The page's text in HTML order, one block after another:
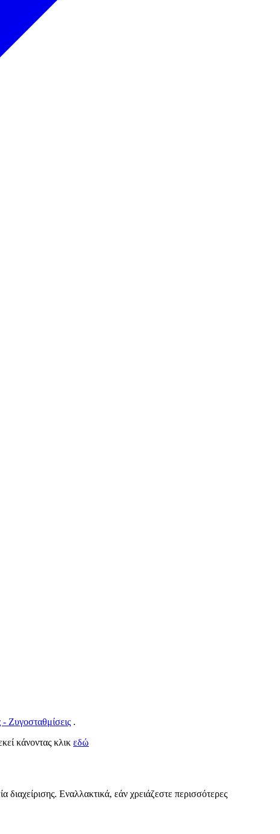
Ζυγοσταθμίσεις .
κάνοντας κλικ εδώ
διαχείρισης. Εναλλακτικά, εάν χρειάζεστε περισσότερες